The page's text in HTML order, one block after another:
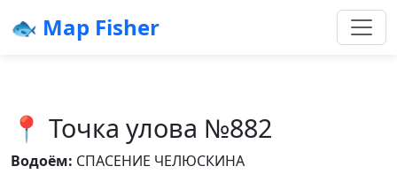
🐟 Map Fisher
📍 Точка улова №882
Водоём: СПАСЕНИЕ ЧЕЛЮСКИНА